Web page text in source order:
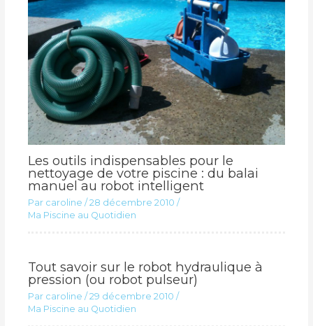
Les outils indispensables pour le
nettoyage de votre piscine : du balai
manuel au robot intelligent
Par caroline /28 décembre 2010 /
Ma Piscine au Quotidien
Tout savoir sur le robot hydraulique à
pression (ou robot pulseur)
Par caroline /29 décembre 2010 /
Ma Piscine au Quotidien